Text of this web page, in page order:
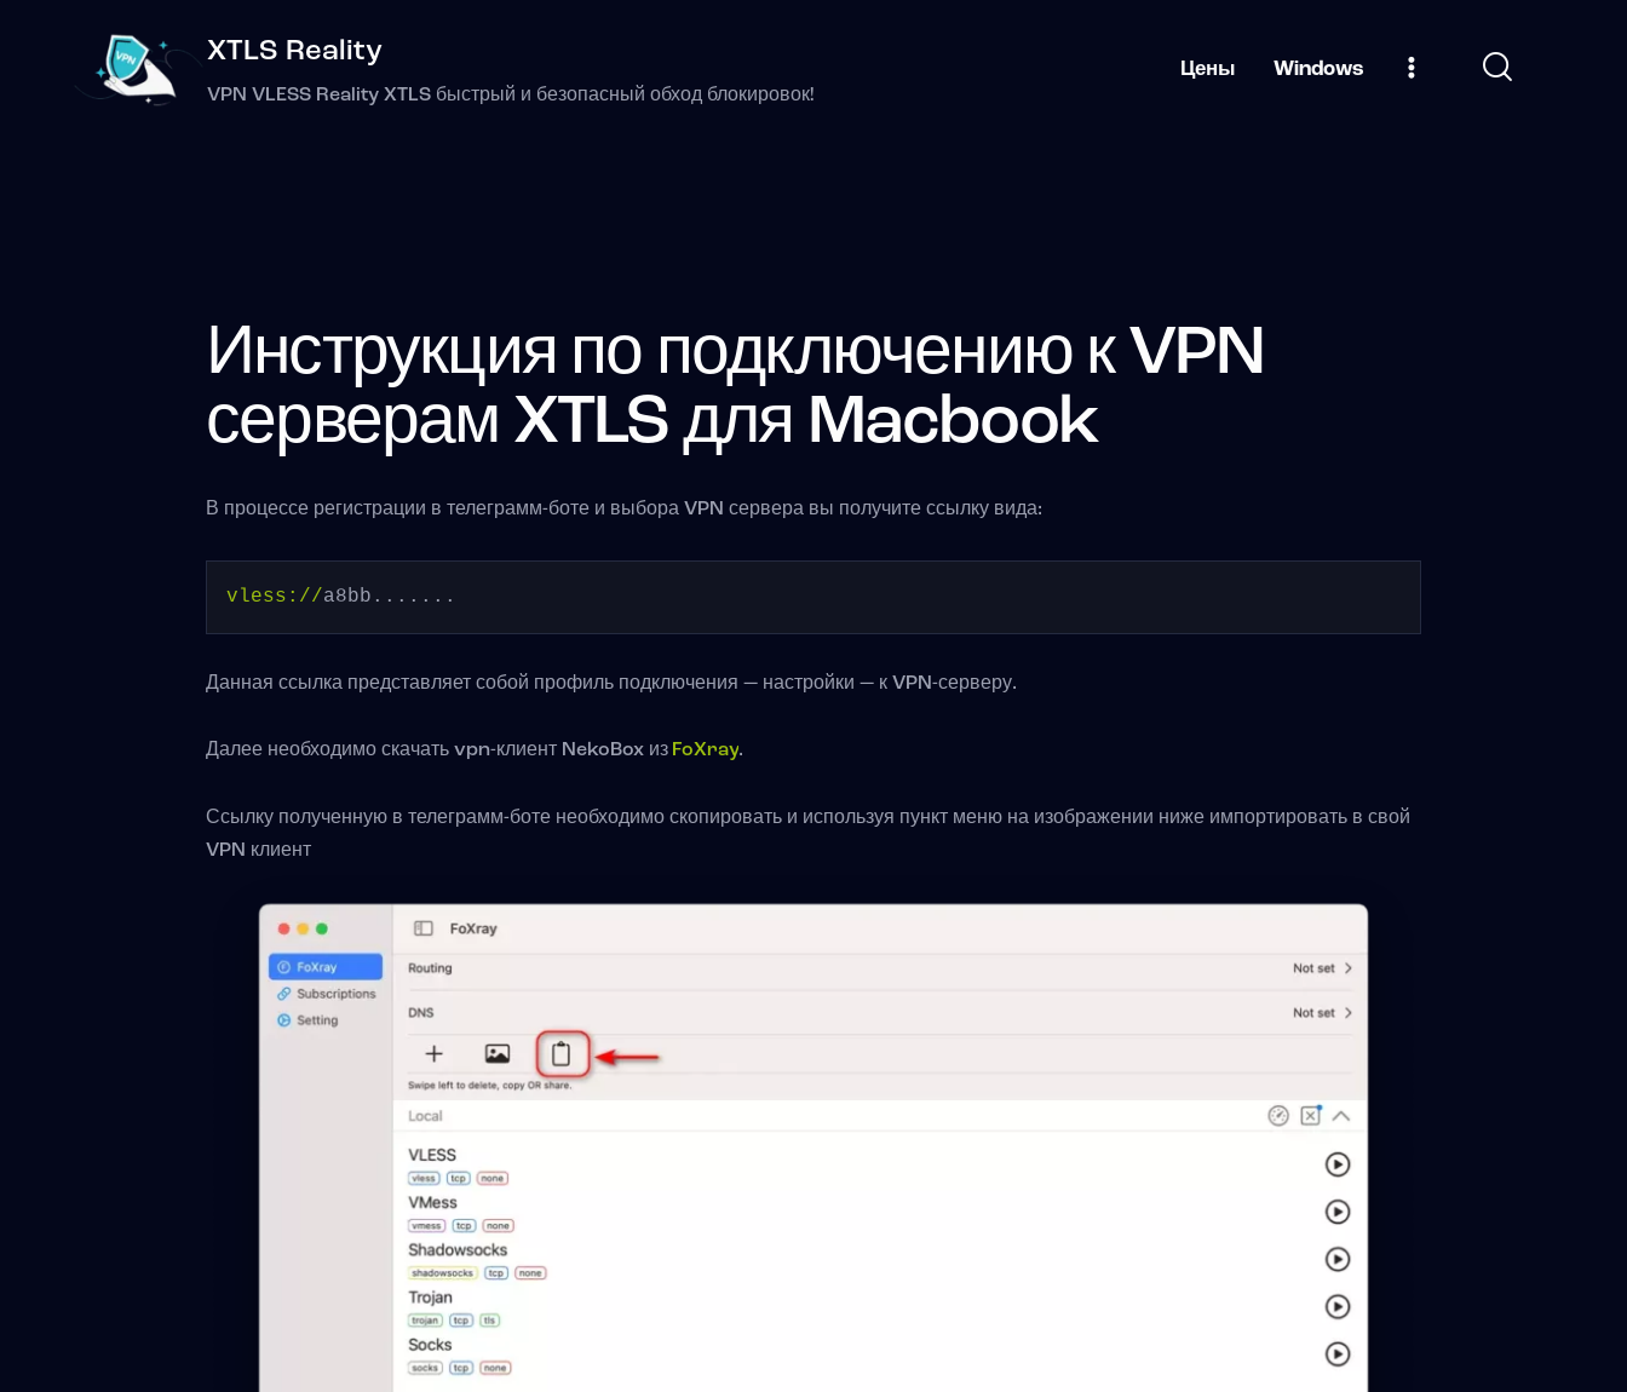
XTLS Reality
VPN VLESS Reality XTLS быстрый и безопасный обход блокировок!
Цены Windows
Инструкция по подключению к VPN
серверам XTLS для Macbook
В процессе регистрации в телеграмм-боте и выбора VPN сервера вы получите ссылку вида:
vless://a8bb.......
Данная ссылка представляет собой профиль подключения — настройки — к VPN-серверу.
Далее необходимо скачать vpn-клиент NekoBox из FoXray.
Ссылку полученную в телеграмм-боте необходимо скопировать и используя пункт меню на изображении ниже импортировать в свой
VPN клиент